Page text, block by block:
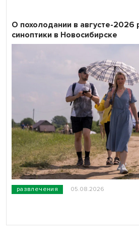
развлечения 05.08.2026
О похолодании в августе-2026
синоптики в Новосибирске